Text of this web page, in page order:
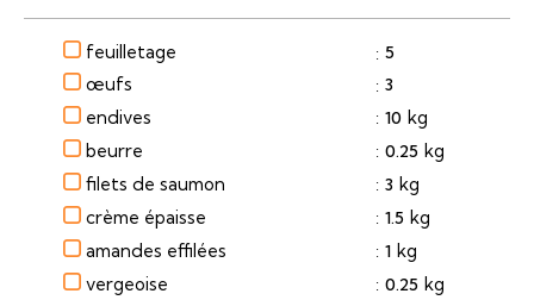
feuilletage : 5
œufs : 3
endives : 10 kg
beurre
: 0.25 kg
filets de saumon
: 3 kg
crème épaisse
: 1.5 kg
amandes effilées
: 1 kg
vergeoise
: 0.25 kg